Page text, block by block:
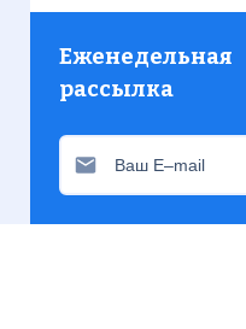
Еженедельная
рассылка